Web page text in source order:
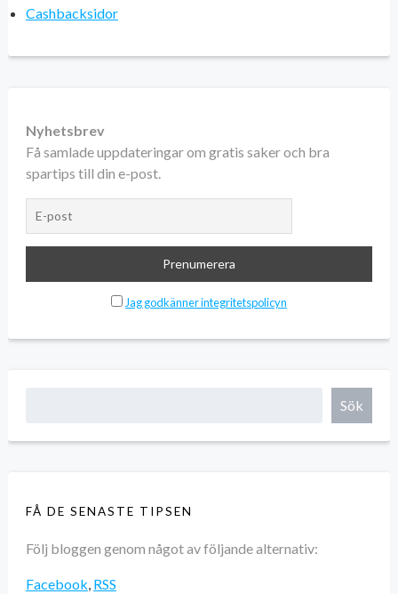
Cashbacksidor
Nyhetsbrev
Få samlade uppdateringar om gratis saker och bra
spartips till din e-post.
Jag godkänner integritetspolicyn
Sök
FÅ DE SENASTE TIPSEN
Följ bloggen genom något av följande alternativ:
Facebook, RSS